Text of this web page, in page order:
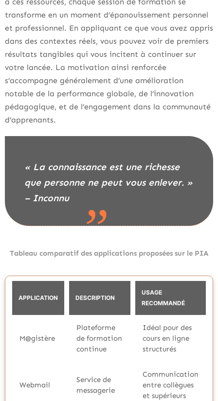
transforme en un moment d’épanouissement personnel
et professionnel. En appliquant ce que vous avez appris
dans des contextes réels, vous pouvez voir de premiers
résultats tangibles qui vous incitent à continuer sur
votre lancée. La motivation ainsi renforcée
s’accompagne généralement d’une amélioration
notable de la performance globale, de l’innovation
pédagogique, et de l’engagement dans la communauté
d’apprenants.
« La connaissance est une richesse
que personne ne peut vous enlever. »
– Inconnu
Tableau comparatif des applications proposées sur le PIA
APPLICATION DESCRIPTION
USAGE
RECOMMANDÉ
M@gistère
Plateforme
de formation
continue
Idéal pour des
cours en ligne
structurés
Webmail
Service de
messagerie
Communication
entre collègues
et supérieurs